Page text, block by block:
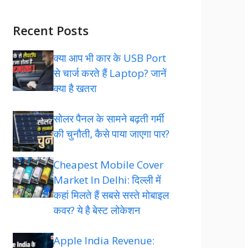
Recent Posts
क्या आप भी कार के USB Port
से चार्ज करते हैं Laptop? जानें
क्या है खतरा
सोलर पैनल के सामने बढ़ती गर्मी
की चुनौती, कैसे पाया जाएगा पार?
Cheapest Mobile Cover
Market In Delhi: दिल्ली में
कहां मिलते हैं सबसे सस्ते मोबाइल
कवर? ये है बेस्ट लोकेशन
Apple India Revenue: